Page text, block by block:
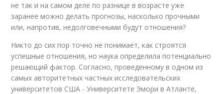
не так и на самом деле по разнице в возрасте уже
заранее можно делать прогнозы, насколько прочными
или, напротив, недолговечными будут отношения?
Никто до сих пор точно не понимает, как строятся
успешные отношения, но наука определила потенциально
решающий фактор. Согласно, проведенному в одном из
самых авторитетных частных исследовательских
университетов США - Университете Эмори в Атланте,